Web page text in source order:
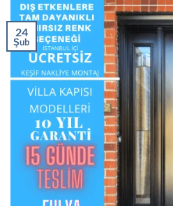
24
Şub